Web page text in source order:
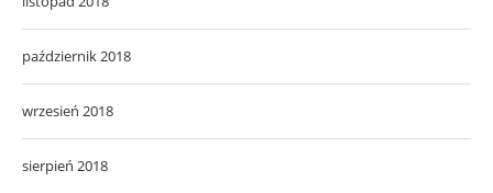
październik 2018
wrzesień 2018
sierpień 2018